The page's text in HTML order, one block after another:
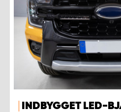
INDBYGGET LED-